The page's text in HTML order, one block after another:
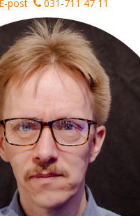
E-post 031-711 47 11